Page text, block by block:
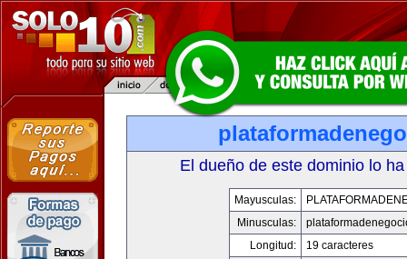
El dueño de este dominio lo
Mayusculas:
Minusculas:
Longitud:
19 caracteres